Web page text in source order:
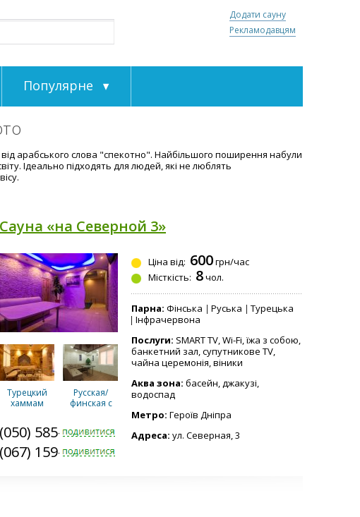
Додати сауну
Рекламодавцям
Популярне
арабського слова "спекотно". Найбільшого поширення набули
Ідеально підходять для людей, які не люблять
Сауна «на Северной 3»
Турецкий
хаммам
Русская/
финская с
отдыха
(050) 585-1371
(067) 159-3443
Ціна від: 600грн/час
Місткість: 8чол.
Парна: Фінська Руська
Турецька
Інфрачервона
Послуги: SMART TV, Wi-Fi, їжа з собою,
банкетний зал, супутникове TV,
чайна церемонія, віники
Аква зона: басейн, джакузі,
водоспад
Метро: Героїв Дніпра
Адреса: ул. Северная, 3